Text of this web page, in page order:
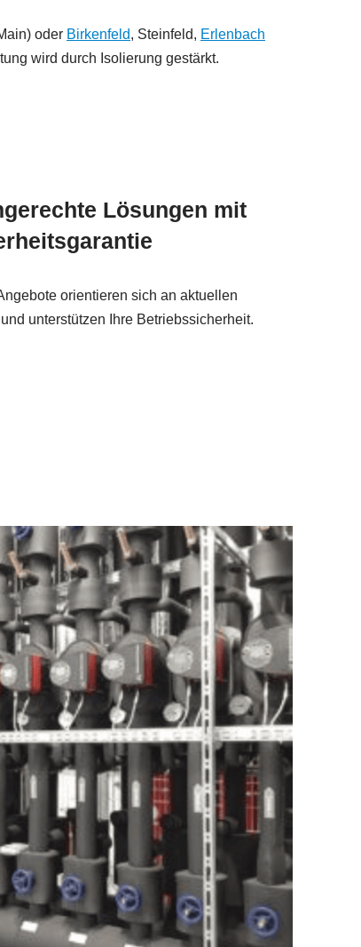
oder Birkenfeld, Steinfeld, Erlenbach
wird durch Isolierung gestärkt.
Lösungen mit
orientieren sich an aktuellen
unterstützen Ihre Betriebssicherheit.